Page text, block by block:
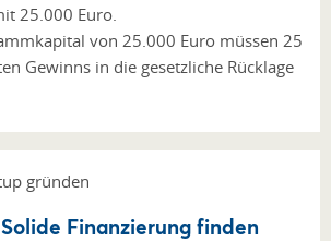
25.000 Euro.
von 25.000 Euro müssen 25
Gewinns in die gesetzliche Rücklage
Finanzierung finden